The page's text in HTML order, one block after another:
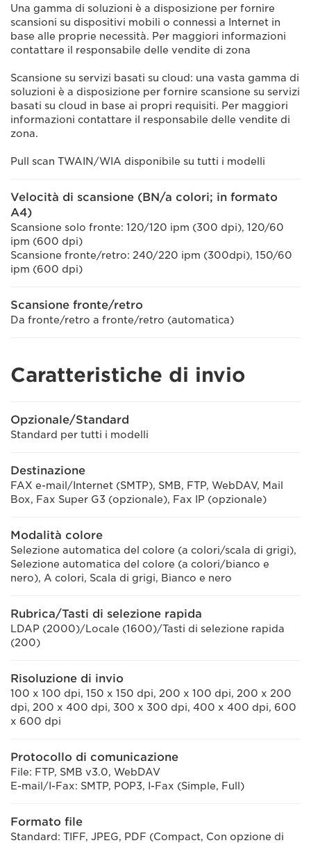
Una gamma di soluzioni è a disposizione per fornire
scansioni su dispositivi mobili o connessi a Internet in
base alle proprie necessità. Per maggiori informazioni
contattare il responsabile delle vendite di zona
Scansione su servizi basati su cloud: una vasta gamma di
soluzioni è a disposizione per fornire scansione su servizi
basati su cloud in base ai propri requisiti. Per maggiori
informazioni contattare il responsabile delle vendite di
zona.
Pull scan TWAIN/WIA disponibile su tutti i modelli
Velocità di scansione (BN/a colori; in formato
A4)
Scansione solo fronte: 120/120 ipm (300 dpi), 120/60
ipm (600 dpi)
Scansione fronte/retro: 240/220 ipm (300dpi), 150/60
ipm (600 dpi)
Scansione fronte/retro
Da fronte/retro a fronte/retro (automatica)
Caratteristiche di invio
Opzionale/Standard
Standard per tutti i modelli
Destinazione
FAX e-mail/Internet (SMTP), SMB, FTP, WebDAV, Mail
Box, Fax Super G3 (opzionale), Fax IP (opzionale)
Modalità colore
Selezione automatica del colore (a colori/scala di grigi),
Selezione automatica del colore (a colori/bianco e
nero), A colori, Scala di grigi, Bianco e nero
Rubrica/Tasti di selezione rapida
LDAP (2000)/Locale (1600)/Tasti di selezione rapida
(200)
Risoluzione di invio
100 x 100 dpi, 150 x 150 dpi, 200 x 100 dpi, 200 x 200
dpi, 200 x 400 dpi, 300 x 300 dpi, 400 x 400 dpi, 600
x 600 dpi
Protocollo di comunicazione
File: FTP, SMB v3.0, WebDAV
E-mail/I-Fax: SMTP, POP3, I-Fax (Simple, Full)
Formato file
Standard: TIFF, JPEG, PDF (Compact, Con opzione di